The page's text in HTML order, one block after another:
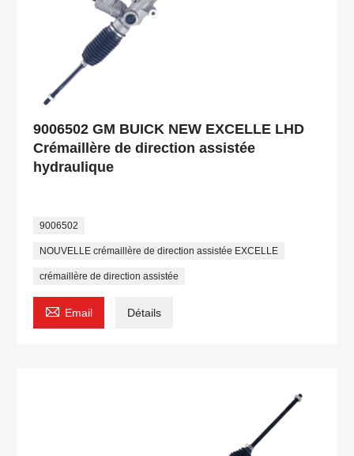
9006502 GM BUICK NEW EXCELLE LHD
Crémaillère de direction assistée
hydraulique
9006502
NOUVELLE crémaillère de direction assistée EXCELLE
crémaillère de direction assistée
 Email Détails